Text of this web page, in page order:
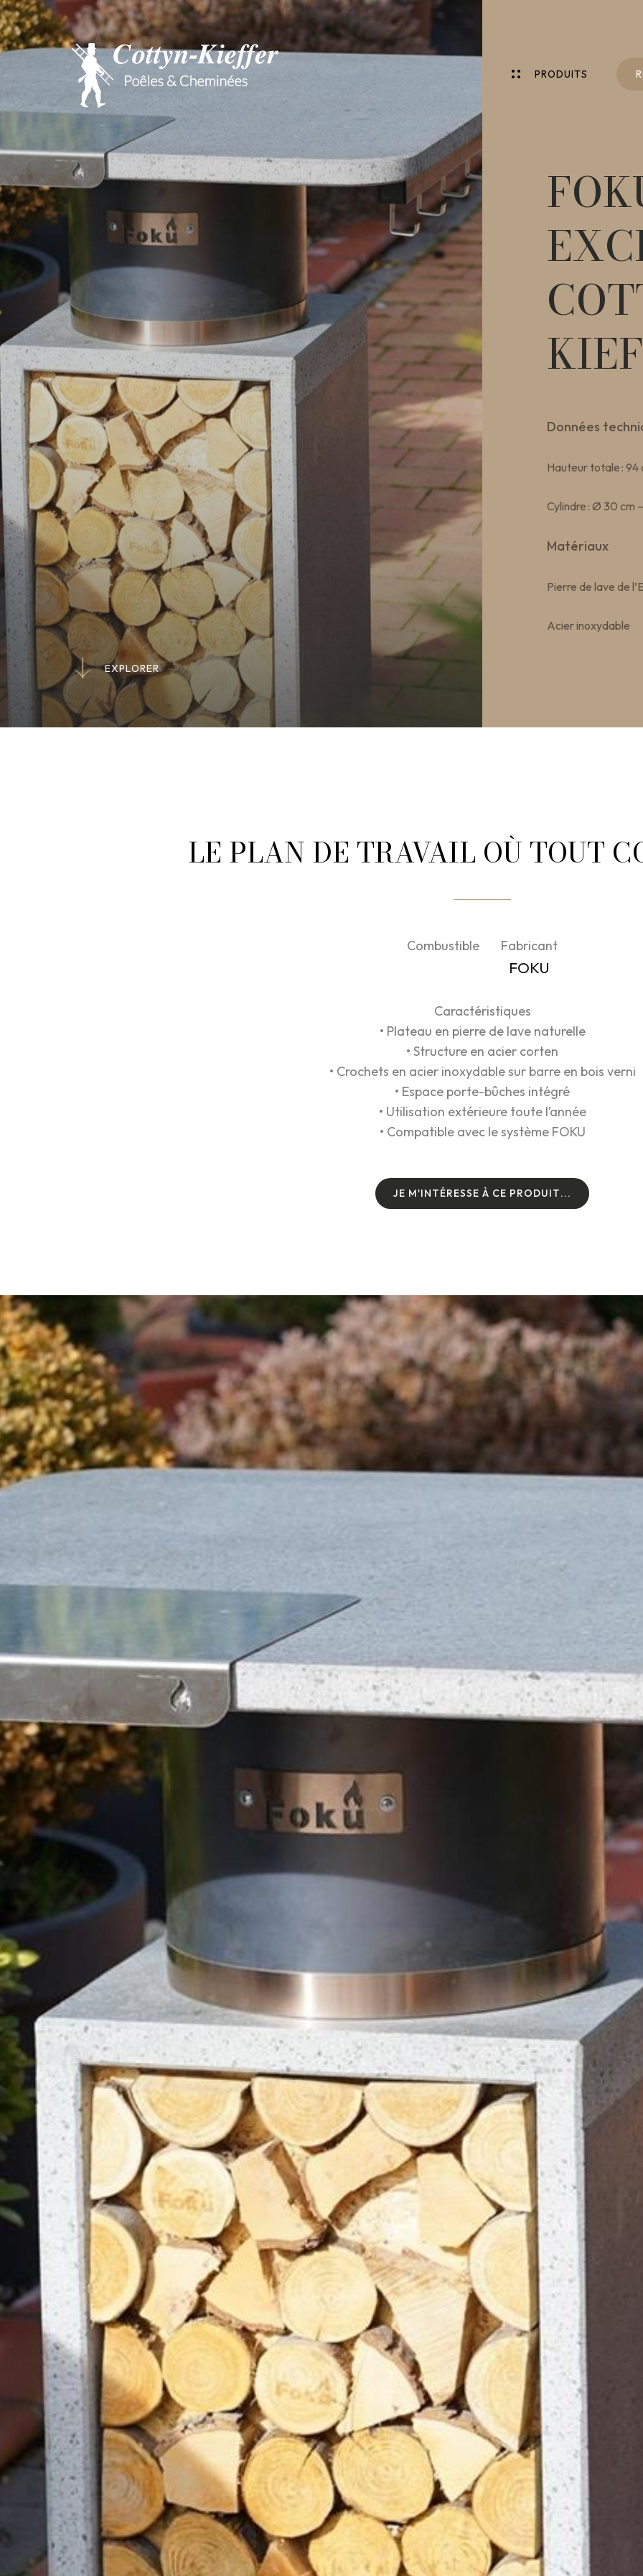
PRODUITS
R
EXPLORER
EX PLO RE
Données
Hauteur totale : 94
Cylindre : Ø 30 cm
Matériaux
Pierre de lave de
Acier inoxydable
LE PLAN DE TRAVAIL OÙ TOUT
Combustible Fabricant
FOKU
Caractéristiques
• Plateau en pierre de lave naturelle
• Structure en acier corten
• Crochets en acier inoxydable sur barre en bois verni
• Espace porte-bûches intégré
• Utilisation extérieure toute l’année
• Compatible avec le système FOKU
JE M'INTÉRESSE À CE PRODUIT...
JE M'INTÉRESSE À CE PRODUIT...